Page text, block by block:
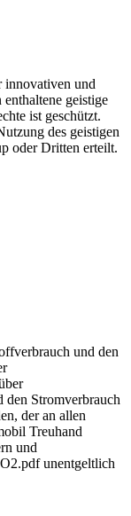
und
geistige
ist geschützt.
des geistigen
oder Dritten erteilt.
und den
Stromverbrauch
der an allen
Treuhand
und
unentgeltlich